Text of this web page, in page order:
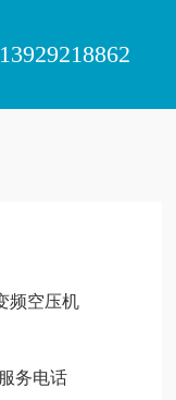
13929218862
频空压机
务电话